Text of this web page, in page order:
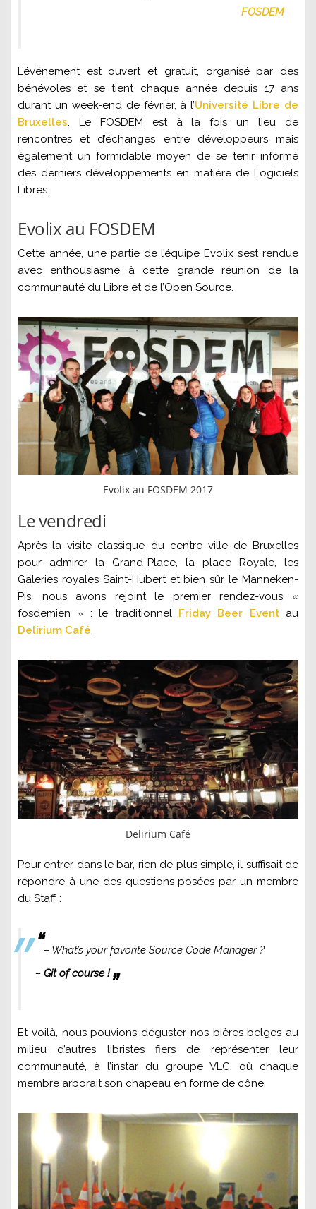
FOSDEM
L’événement est ouvert et gratuit, organisé par des
bénévoles et se tient chaque année depuis 17 ans
durant un week-end de février, à l’Université Libre de
Bruxelles. Le FOSDEM est à la fois un lieu de
rencontres et d’échanges entre développeurs mais
également un formidable moyen de se tenir informé
des derniers développements en matière de Logiciels
Libres.
Evolix au FOSDEM
Cette année, une partie de l’équipe Evolix s’est rendue
avec enthousiasme à cette grande réunion de la
communauté du Libre et de l’Open Source.
Evolix au FOSDEM 2017
Le vendredi
Après la visite classique du centre ville de Bruxelles
pour admirer la Grand-Place, la place Royale, les
Galeries royales Saint-Hubert et bien sûr le Manneken-
Pis, nous avons rejoint le premier rendez-vous «
fosdemien » : le traditionnel Friday Beer Eventau
Delirium Café.
Delirium Café
Pour entrer dans le bar, rien de plus simple, il suffisait de
répondre à une des questions posées par un membre
du Staff :
“– What’s your favorite Source Code Manager ?
– Git of course ! „
Et voilà, nous pouvions déguster nos bières belges au
milieu d’autres libristes fiers de représenter leur
communauté, à l’instar du groupe VLC, où chaque
membre arborait son chapeau en forme de cône.